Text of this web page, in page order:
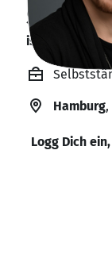
Sean
ist offen für
Hamburg,
Logg Dich